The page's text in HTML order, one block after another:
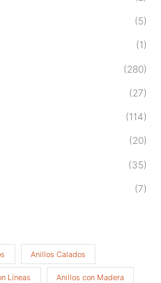
(5)
(1)
(280)
(27)
(114)
(20)
(35)
(7)
Anillos Calados
Líneas Anillos con Madera